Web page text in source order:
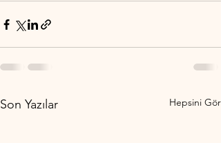
Son Yazılar Hepsini Gör